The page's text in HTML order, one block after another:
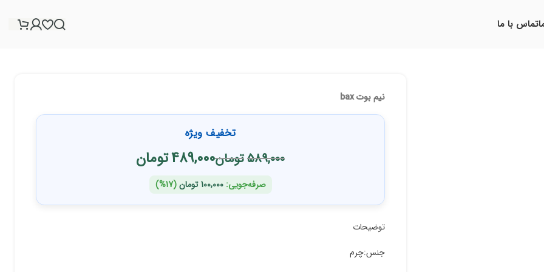
تماس با ما
نیم بوت bax
تخفیف ویژه
589,000تومان489,000تومان
صرفه‌جویی:100,000 تومان(17%)
توضیحات
جنس:چرم